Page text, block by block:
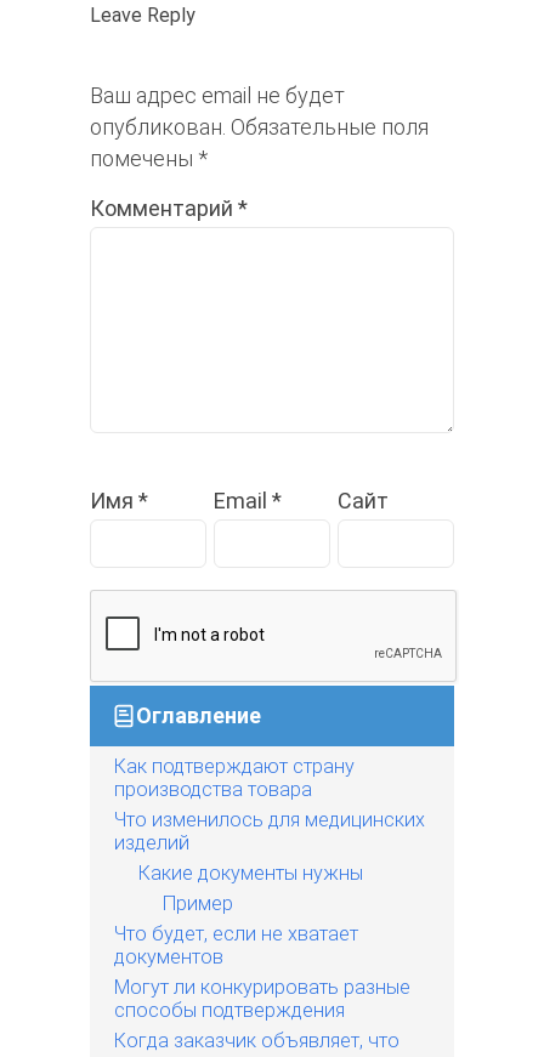
Leave Reply
Ваш адрес email не будет
опубликован. Обязательные поля
помечены *
Комментарий *
Имя * Email * Сайт
Оглавление
Как подтверждают страну
производства товара
Что изменилось для медицинских
изделий
Какие документы нужны
Пример
Что будет, если не хватает
документов
Могут ли конкурировать разные
способы подтверждения
Когда заказчик объявляет, что